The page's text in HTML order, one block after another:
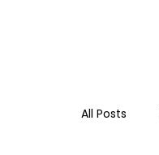
All Posts